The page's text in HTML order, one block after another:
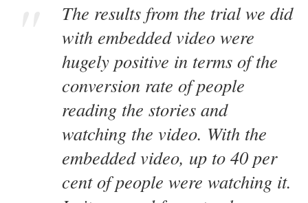
The results from the trial we did
with embedded video were
hugely positive in terms of the
conversion rate of people
reading the stories and
watching the video. With the
embedded video, up to 40 per
cent of people were watching it.